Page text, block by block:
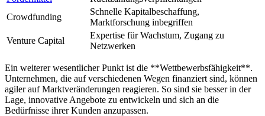
Crowdfunding
Schnelle Kapitalbeschaffung,
Marktforschung inbegriffen
Venture Capital
Expertise für Wachstum, Zugang zu
Netzwerken
Ein weiterer wesentlicher Punkt ist‍ die **Wettbewerbsfähigkeit**.
‍Unternehmen, die ⁤auf ​verschiedenen Wegen ⁢finanziert sind, können⁢
agiler‍ auf Marktveränderungen ⁣reagieren. So sind ​sie besser in der
Lage, innovative Angebote zu entwickeln‍ und sich an ⁣die
Bedürfnisse ihrer Kunden anzupassen.